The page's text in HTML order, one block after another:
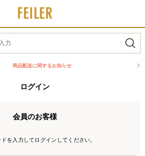
商品配送に関するお知らせ
ログイン
会員のお客様
を入力してログインしてください。